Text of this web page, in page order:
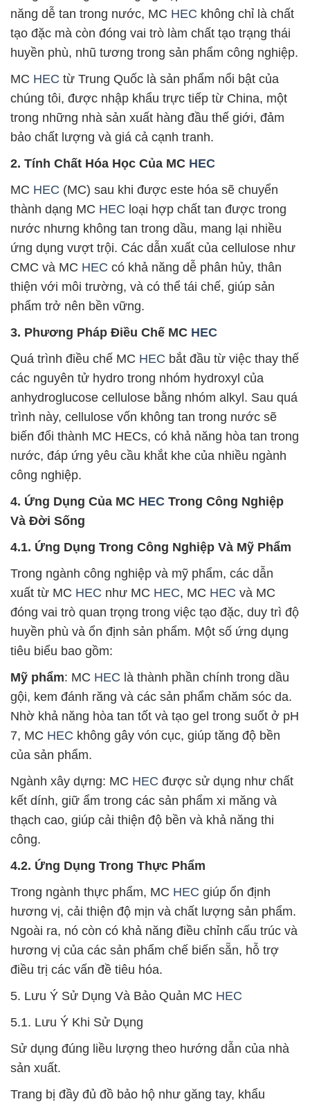
năng dễ tan trong nước, MC HEC không chỉ là chất
tạo đặc mà còn đóng vai trò làm chất tạo trạng thái
huyền phù, nhũ tương trong sản phẩm công nghiệp.
MC HEC từ Trung Quốc là sản phẩm nổi bật của
chúng tôi, được nhập khẩu trực tiếp từ China, một
trong những nhà sản xuất hàng đầu thế giới, đảm
bảo chất lượng và giá cả cạnh tranh.
2. Tính Chất Hóa Học Của MC HEC
MC HEC (MC) sau khi được este hóa sẽ chuyển
thành dạng MC HEC loại hợp chất tan được trong
nước nhưng không tan trong dầu, mang lại nhiều
ứng dụng vượt trội. Các dẫn xuất của cellulose như
CMC và MC HEC có khả năng dễ phân hủy, thân
thiện với môi trường, và có thể tái chế, giúp sản
phẩm trở nên bền vững.
3. Phương Pháp Điều Chế MC HEC
Quá trình điều chế MC HEC bắt đầu từ việc thay thế
các nguyên tử hydro trong nhóm hydroxyl của
anhydroglucose cellulose bằng nhóm alkyl. Sau quá
trình này, cellulose vốn không tan trong nước sẽ
biến đổi thành MC HECs, có khả năng hòa tan trong
nước, đáp ứng yêu cầu khắt khe của nhiều ngành
công nghiệp.
4. Ứng Dụng Của MC HEC Trong Công Nghiệp
Và Đời Sống
4.1. Ứng Dụng Trong Công Nghiệp Và Mỹ Phẩm
Trong ngành công nghiệp và mỹ phẩm, các dẫn
xuất từ MC HEC như MC HEC, MC HEC và MC
đóng vai trò quan trọng trong việc tạo đặc, duy trì độ
huyền phù và ổn định sản phẩm. Một số ứng dụng
tiêu biểu bao gồm:
Mỹ phẩm: MC HEC là thành phần chính trong dầu
gội, kem đánh răng và các sản phẩm chăm sóc da.
Nhờ khả năng hòa tan tốt và tạo gel trong suốt ở pH
7, MC HEC không gây vón cục, giúp tăng độ bền
của sản phẩm.
Ngành xây dựng: MC HEC được sử dụng như chất
kết dính, giữ ẩm trong các sản phẩm xi măng và
thạch cao, giúp cải thiện độ bền và khả năng thi
công.
4.2. Ứng Dụng Trong Thực Phẩm
Trong ngành thực phẩm, MC HEC giúp ổn định
hương vị, cải thiện độ mịn và chất lượng sản phẩm.
Ngoài ra, nó còn có khả năng điều chỉnh cấu trúc và
hương vị của các sản phẩm chế biến sẵn, hỗ trợ
điều trị các vấn đề tiêu hóa.
5. Lưu Ý Sử Dụng Và Bảo Quản MC HEC
5.1. Lưu Ý Khi Sử Dụng
Sử dụng đúng liều lượng theo hướng dẫn của nhà
sản xuất.
Trang bị đầy đủ đồ bảo hộ như găng tay, khẩu